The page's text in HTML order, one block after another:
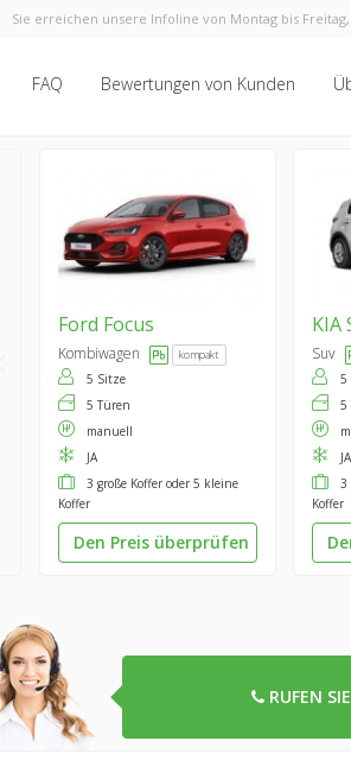
Sie erreichen unsere Infoline von Montag bis
FAQ Bewertungen von Kunden
Ford Focus
Kombiwagen kompakt
5 Sitze
5 Türen
manuell
JA
3 große Koffer oder 5 kleine
Koffer
Den Preis überprüfen
KIA
Suv
5
5
JA
3
Koffer
RUFEN